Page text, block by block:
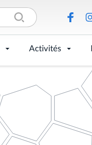
Activités